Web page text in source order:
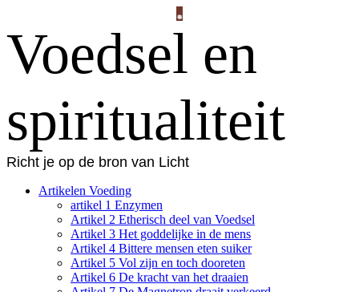
Voedsel en
spiritualiteit
Richt je op de bron van Licht
Artikelen Voeding
artikel 1 Enzymen
Artikel 2 Etherisch deel van Voedsel
Artikel 3 Het goddelijke in de mens
Artikel 4 Bittere mensen eten suiker
Artikel 5 Vol zijn en toch dooreten
Artikel 6 De kracht van het draaien